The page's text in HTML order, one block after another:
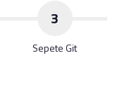
3
Sepete Git